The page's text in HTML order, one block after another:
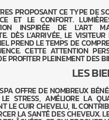
PROPOSANT CE TYPE DE
ET LE CONFORT.
INSPIRÉE DE L’ART
DÈS L’ARRIVÉE, LE
PREND LE TEMPS DE
CETTE ATTENTION
PROFITER PLEINEMENT DES
LES
OFFRE DE NOMBREUX
LE STRESS, AMÉLIORE LA
LE CUIR CHEVELU, IL
LA SANTÉ DES CHEVEUX.